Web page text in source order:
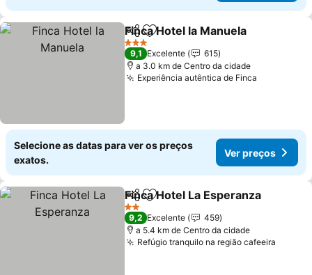
PartilharAdicionar aos favoritos
Finca Hotel la Manuela
3 Estrelas
9,1 Excelente
615
a 3.0 km de Centro da cidade
Experiência autêntica de Finca
Selecione as datas para ver os preços
exatos.
Ver preços
PartilharAdicionar aos favoritos
Finca Hotel La Esperanza
2 Estrelas
9,2 Excelente
459
a 5.4 km de Centro da cidade
Refúgio tranquilo na região cafeeira